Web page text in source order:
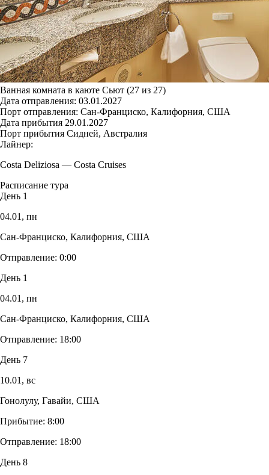
Ванная комната в каюте Сьют (27 из 27)
Дата отправления: 03.01.2027
Порт отправления: Сан-Франциско, Калифорния, США
Дата прибытия 29.01.2027
Порт прибытия Сидней, Австралия
Лайнер:
Costa Deliziosa — Costa Cruises
Расписание тура
День 1
04.01, пн
Сан-Франциско, Калифорния, США
Отправление: 0:00
День 1
04.01, пн
Сан-Франциско, Калифорния, США
Отправление: 18:00
День 7
10.01, вс
Гонолулу, Гавайи, США
Прибытие: 8:00
Отправление: 18:00
День 8